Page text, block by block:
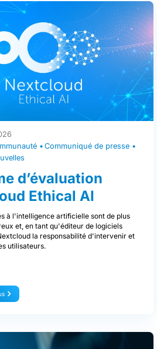
Communiqué de presse
d’évaluation
Ethical AI
à l'intelligence artificielle sont de plus
et, en tant qu'éditeur de logiciels
la responsabilité d'intervenir et
utilisateurs.